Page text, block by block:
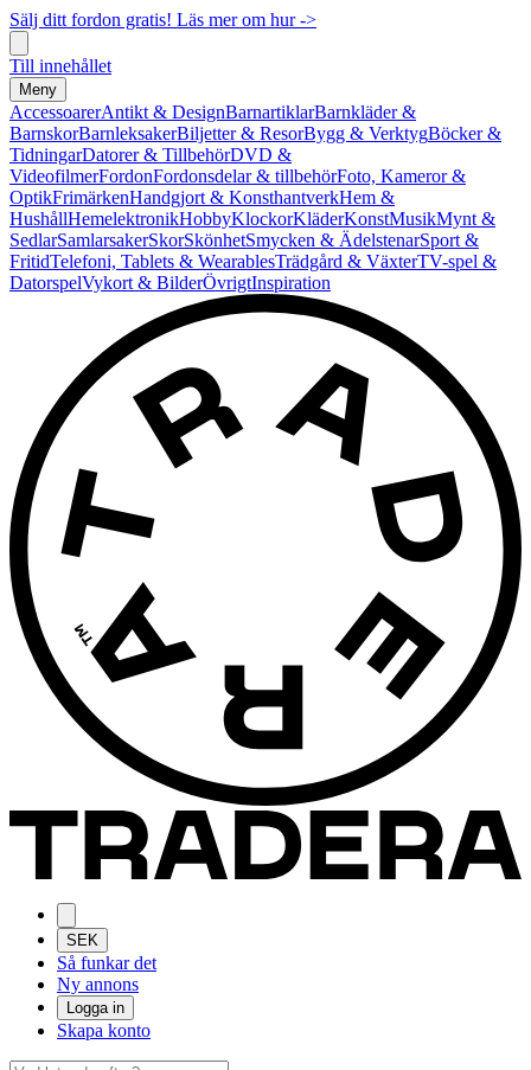
Sälj ditt fordon gratis! Läs mer om hur ->
Till innehållet
Meny
AccessoarerAntikt & DesignBarnartiklarBarnkläder &
BarnskorBarnleksakerBiljetter & ResorBygg & VerktygBöcker &
TidningarDatorer & TillbehörDVD &
VideofilmerFordonFordonsdelar & tillbehörFoto, Kameror &
OptikFrimärkenHandgjort & KonsthantverkHem &
HushållHemelektronikHobbyKlockorKläderKonstMusikMynt &
SedlarSamlarsakerSkorSkönhetSmycken & ÄdelstenarSport &
FritidTelefoni, Tablets & WearablesTrädgård & VäxterTV-spel &
DatorspelVykort & BilderÖvrigtInspiration
SEK
Så funkar det
Ny annons
Logga in
Skapa konto